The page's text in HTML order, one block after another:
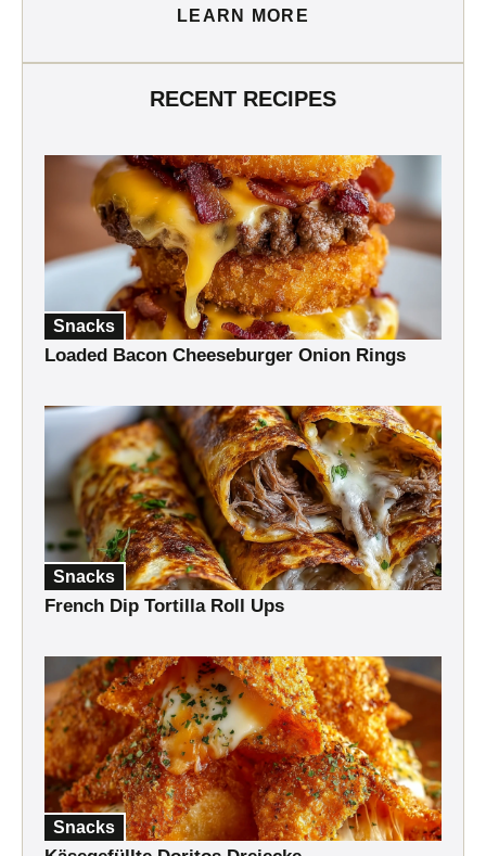
LEARN MORE
RECENT RECIPES
Snacks
Loaded Bacon Cheeseburger Onion Rings
Snacks
French Dip Tortilla Roll Ups
Snacks